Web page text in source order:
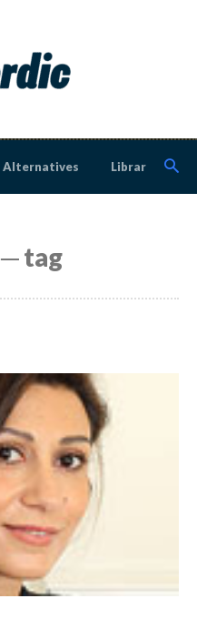
Alternatives Library
─ tag